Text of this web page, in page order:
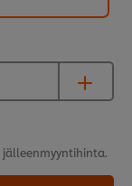
jälleenmyyntihinta.